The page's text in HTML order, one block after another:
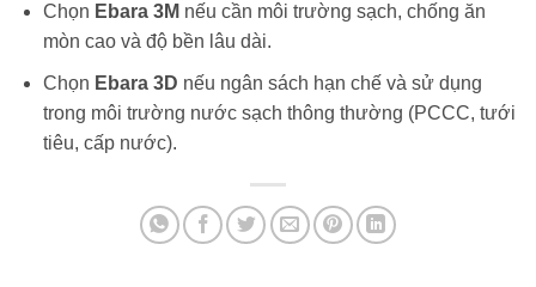
Chọn Ebara 3M nếu cần môi trường sạch, chống ăn
mòn cao và độ bền lâu dài.
Chọn Ebara 3D nếu ngân sách hạn chế và sử dụng
trong môi trường nước sạch thông thường (PCCC, tưới
tiêu, cấp nước).